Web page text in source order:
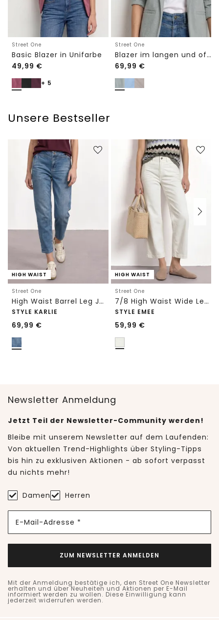
Street One
Basic Blazer in Unifarbe
49,99 €
+ 5
Street One
Blazer im langen und offenen Schnitt
69,99 €
Unsere Bestseller
HIGH WAIST
Street One
High Waist Barrel Leg Jeans im Loose Fit
STYLE KARLIE
69,99 €
HIGH WAIST
Street One
7/8 High Waist Wide Leg Jeans im Loose Fit
STYLE EMEE
59,99 €
Newsletter Anmeldung
Jetzt Teil der Newsletter-Community werden!
Bleibe mit unserem Newsletter auf dem Laufenden:
Von aktuellen Trend-Highlights über Styling-Tipps
bis hin zu exklusiven Aktionen - ab sofort verpasst
du nichts mehr!
Damen Herren
E-Mail-Adresse *
ZUM NEWSLETTER ANMELDEN
Mit der Anmeldung bestätige ich, den Street One Newsletter
erhalten und über Neuheiten und Aktionen per E-Mail
informiert werden zu wollen. Diese Einwilligung kann
jederzeit widerrufen werden.